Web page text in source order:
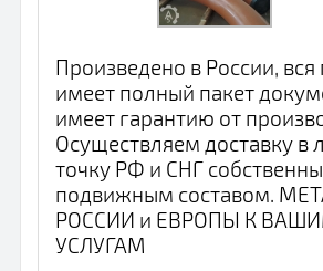
Произведено в России,
имеет полный пакет
имеет гарантию от
Осуществляем доставку в
точку РФ и СНГ
подвижным составом.
РОССИИ и ЕВРОПЫ К
УСЛУГАМ